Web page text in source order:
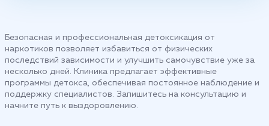
Безопасная и профессиональная детоксикация от
наркотиков позволяет избавиться от физических
последствий зависимости и улучшить самочувствие уже за
несколько дней. Клиника предлагает эффективные
программы детокса, обеспечивая постоянное наблюдение и
поддержку специалистов. Запишитесь на консультацию и
начните путь к выздоровлению.